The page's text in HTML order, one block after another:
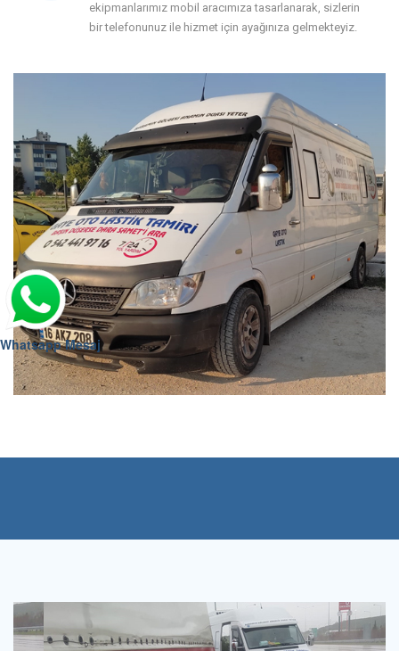
Whatsapp Mesaj
ekipmanlarımız mobil aracımıza tasarlanarak, sizlerin
bir telefonunuz ile hizmet için ayağınıza gelmekteyiz.